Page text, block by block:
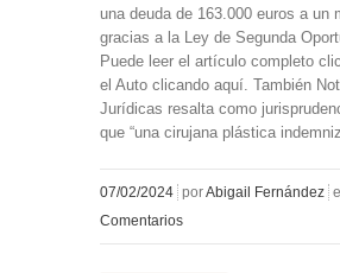
una deuda de 163.000 euros a un
gracias a la Ley de Segunda
Puede leer el artículo completo
el Auto clicando aquí. También
Jurídicas resalta como
que “una cirujana plástica
07/02/2024 porAbigail Fernández
Comentarios